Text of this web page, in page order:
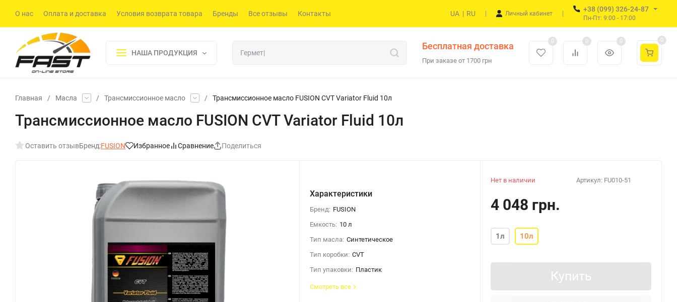
О нас Оплата и доставка Условия возврата товара Бренды Все отзывы Контакты UA | RU Личный кабинет
+38 (099) 326-24-87
Пн-Пт: 9:00 - 17:00
НАША ПРОДУКЦИЯ
Бесплатная доставка
При заказе от 1700 грн
0 0 0 0
Главная / Масла / Трансмиссионное масло / Трансмиссионное масло FUSION CVT Variator Fluid 10л
Трансмиссионное масло FUSION CVT Variator Fluid 10л
Оставить отзывБренд:FUSION Избранное Сравнение Поделиться
Характеристики
Бренд: FUSION
Емкость: 10 л
Тип масла: Синтетическое
Тип коробки: CVT
Тип упаковки: Пластик
Смотреть все
Артикул: FU010-51
Нет в наличии
4 048 грн.
1л 10л
Купить